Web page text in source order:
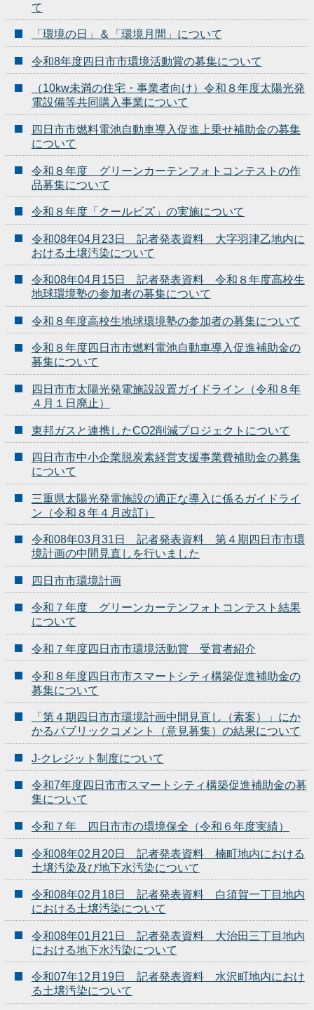
て
「環境の日」＆「環境月間」について
令和8年度四日市市環境活動賞の募集について
（10kw未満の住宅・事業者向け）令和８年度太陽光発
電設備等共同購入事業について
四日市市燃料電池自動車導入促進上乗せ補助金の募集
について
令和８年度 グリーンカーテンフォトコンテストの作
品募集について
令和８年度「クールビズ」の実施について
令和08年04月23日 記者発表資料 大字羽津乙地内に
おける土壌汚染について
令和08年04月15日 記者発表資料 令和８年度高校生
地球環境塾の参加者の募集について
令和８年度高校生地球環境塾の参加者の募集について
令和８年度四日市市燃料電池自動車導入促進補助金の
募集について
四日市市太陽光発電施設設置ガイドライン（令和８年
４月１日廃止）
東邦ガスと連携したCO2削減プロジェクトについて
四日市市中小企業脱炭素経営支援事業費補助金の募集
について
三重県太陽光発電施設の適正な導入に係るガイドライ
ン（令和８年４月改訂）
令和08年03月31日 記者発表資料 第４期四日市市環
境計画の中間見直しを行いました
四日市市環境計画
令和７年度 グリーンカーテンフォトコンテスト結果
について
令和７年度四日市市環境活動賞 受賞者紹介
令和８年度四日市市スマートシティ構築促進補助金の
募集について
「第４期四日市市環境計画中間見直し（素案）」にか
かるパブリックコメント（意見募集）の結果について
J-クレジット制度について
令和7年度四日市市スマートシティ構築促進補助金の募
集について
令和７年 四日市市の環境保全（令和６年度実績）
令和08年02月20日 記者発表資料 楠町地内における
土壌汚染及び地下水汚染について
令和08年02月18日 記者発表資料 白須賀一丁目地内
における土壌汚染について
令和08年01月21日 記者発表資料 大治田三丁目地内
における地下水汚染について
令和07年12月19日 記者発表資料 水沢町地内におけ
る土壌汚染について